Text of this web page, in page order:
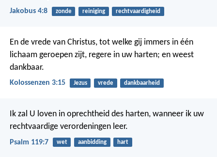
Jakobus 4:8 zonde reiniging rechtvaardigheid
En de vrede van Christus, tot welke gij immers in één
lichaam geroepen zijt, regere in uw harten; en weest
dankbaar.
Kolossenzen 3:15 Jezus vrede dankbaarheid
Ik zal U loven in oprechtheid des harten, wanneer ik uw
rechtvaardige verordeningen leer.
Psalm 119:7 wet aanbidding hart